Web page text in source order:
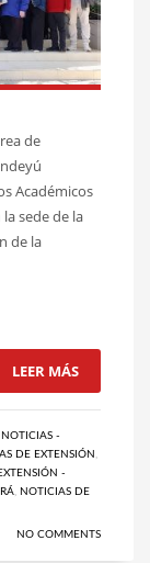
de
Académicos
sede de la
de la
LEER MÁS
NOTICIAS -
DE EXTENSIÓN ,
-
, NOTICIAS DE
NO COMMENTS